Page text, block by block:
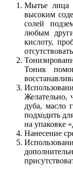
Мытье лица
высоким
солей
любым
кислоту,
Тоник
Желательно,
дуба, масло
подходить
на упаковке
Нанесение